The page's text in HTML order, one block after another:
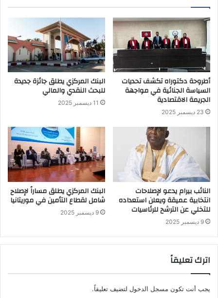
أطروحة دكتوراه تكشف تحديات
السياسة الجنائية في مواجهة
الجريمة الاقتصادية
23 ديسمبر 2025
البنك المركزي يطلق جائزة جديدة
للبحث النقدي والمالي
11 ديسمبر 2025
النائب بيرام يدعو لإصلاحات
انتخابية عميقة ويعلن استعداده
للتخلي عن الترشح للرئاسيات
9 ديسمبر 2025
البنك المركزي يطلق مساراً لإصلاح
شامل لقطاع التأمين في موريتانيا
9 ديسمبر 2025
اترك تعليقاً
يجب أنت تكون مسجل الدخول لتضيف تعليقاً.